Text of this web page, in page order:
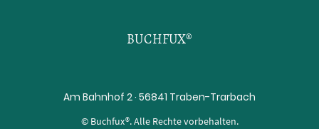
BUCHFUX®
Am Bahnhof 2 · 56841 Traben-Trarbach
© Buchfux®. Alle Rechte vorbehalten.